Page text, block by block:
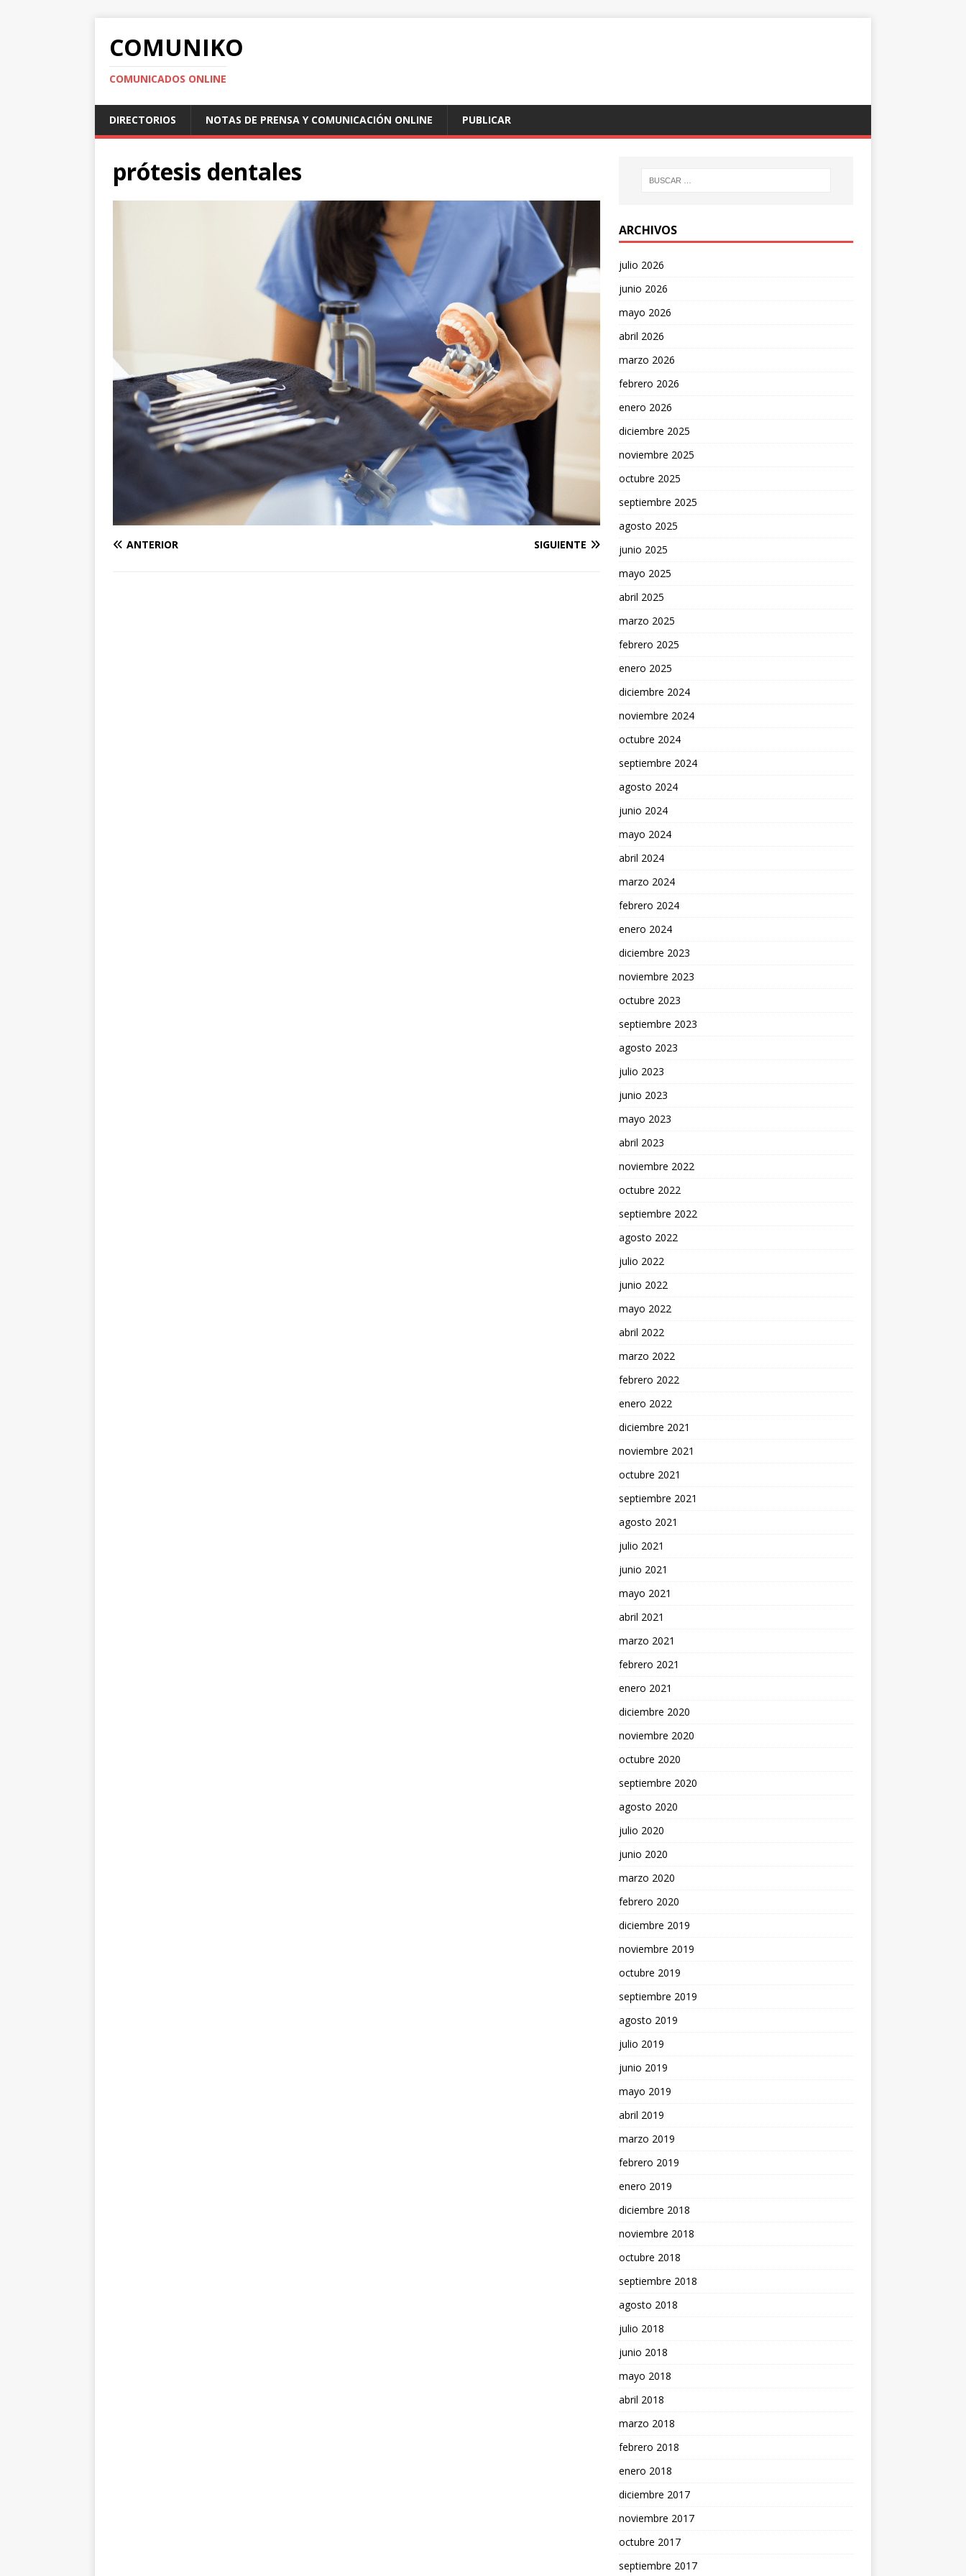
COMUNIKO
COMUNICADOS ONLINE
DIRECTORIOS NOTAS DE PRENSA Y COMUNICACIÓN ONLINE PUBLICAR
prótesis dentales
ANTERIOR SIGUIENTE
ARCHIVOS
julio 2026
junio 2026
mayo 2026
abril 2026
marzo 2026
febrero 2026
enero 2026
diciembre 2025
noviembre 2025
octubre 2025
septiembre 2025
agosto 2025
junio 2025
mayo 2025
abril 2025
marzo 2025
febrero 2025
enero 2025
diciembre 2024
noviembre 2024
octubre 2024
septiembre 2024
agosto 2024
junio 2024
mayo 2024
abril 2024
marzo 2024
febrero 2024
enero 2024
diciembre 2023
noviembre 2023
octubre 2023
septiembre 2023
agosto 2023
julio 2023
junio 2023
mayo 2023
abril 2023
noviembre 2022
octubre 2022
septiembre 2022
agosto 2022
julio 2022
junio 2022
mayo 2022
abril 2022
marzo 2022
febrero 2022
enero 2022
diciembre 2021
noviembre 2021
octubre 2021
septiembre 2021
agosto 2021
julio 2021
junio 2021
mayo 2021
abril 2021
marzo 2021
febrero 2021
enero 2021
diciembre 2020
noviembre 2020
octubre 2020
septiembre 2020
agosto 2020
julio 2020
junio 2020
marzo 2020
febrero 2020
diciembre 2019
noviembre 2019
octubre 2019
septiembre 2019
agosto 2019
julio 2019
junio 2019
mayo 2019
abril 2019
marzo 2019
febrero 2019
enero 2019
diciembre 2018
noviembre 2018
octubre 2018
septiembre 2018
agosto 2018
julio 2018
junio 2018
mayo 2018
abril 2018
marzo 2018
febrero 2018
enero 2018
diciembre 2017
noviembre 2017
octubre 2017
septiembre 2017